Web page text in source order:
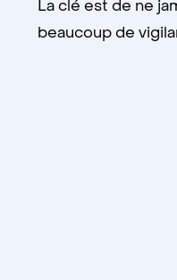
La clé est de ne
beaucoup de